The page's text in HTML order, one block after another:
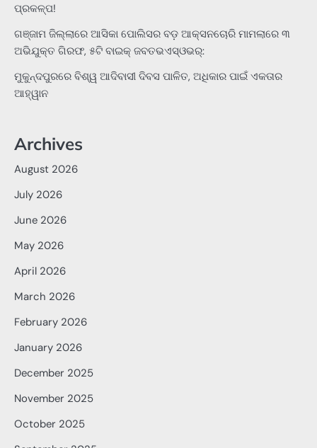
ପ୍ରକଳ୍ପ!
ଗଞ୍ଜାମ ଜିଲ୍ଲାରେ ଆସିକା ପୋଲିସର ବଡ଼ ଆକ୍ସନଚୋରି ମାମଲାରେ ୩
ଅଭିଯୁକ୍ତ ଗିରଫ, ୫ଟି ବାଇକ୍ ଜବତଭଏସ୍‌ଓଭର୍:
ମୁକୁନ୍ଦପୁରରେ ବିଶ୍ୱ ଆଦିବାସୀ ଦିବସ ପାଳିତ, ଅଧିକାର ପାଇଁ ଏକତାର
ଆହ୍ୱାନ
Archives
August 2026
July 2026
June 2026
May 2026
April 2026
March 2026
February 2026
January 2026
December 2025
November 2025
October 2025